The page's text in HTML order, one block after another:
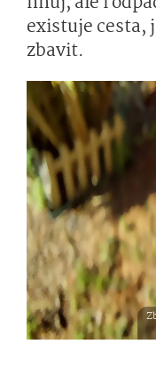
existuje cesta,
zbavit.